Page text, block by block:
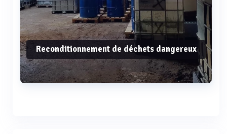
Reconditionnement de déchets dangereux